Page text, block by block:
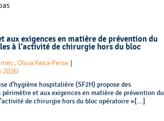
exigences en matière de prévention du
à l’activité de chirurgie hors du bloc
;Olivia Keita-Perse |
2026)
d’hygiène hospitalière (SF2H) propose des
et aux exigences en matière de prévention du
de chirurgie hors du bloc opératoire »[...]